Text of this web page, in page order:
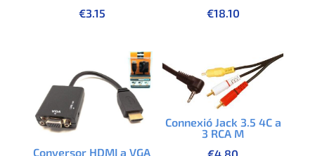
€3.15
€18.10
Conversor HDMI a VGA
Connexió Jack 3.5 4C a
3 RCA M